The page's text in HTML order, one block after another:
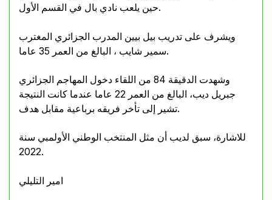
حين يلعب نادي بال في القسم الأول.
ويشرف على تدريب بيل بيين المدرب الجزائري المغترب
سمير شايب ، البالغ من العمر 35 عاما.
وشهدت الدقيقة 84 من اللقاء دخول المهاجم الجزائري
جبريل ديب، البالغ من العمر 22 عاما عندما كانت النتيجة
تشير إلى تأخر فريقه برباعية مقابل هدف.
للاشارة، سبق لديب أن مثل المنتخب الوطني الأولمبي سنة
2022.
امير التليلي